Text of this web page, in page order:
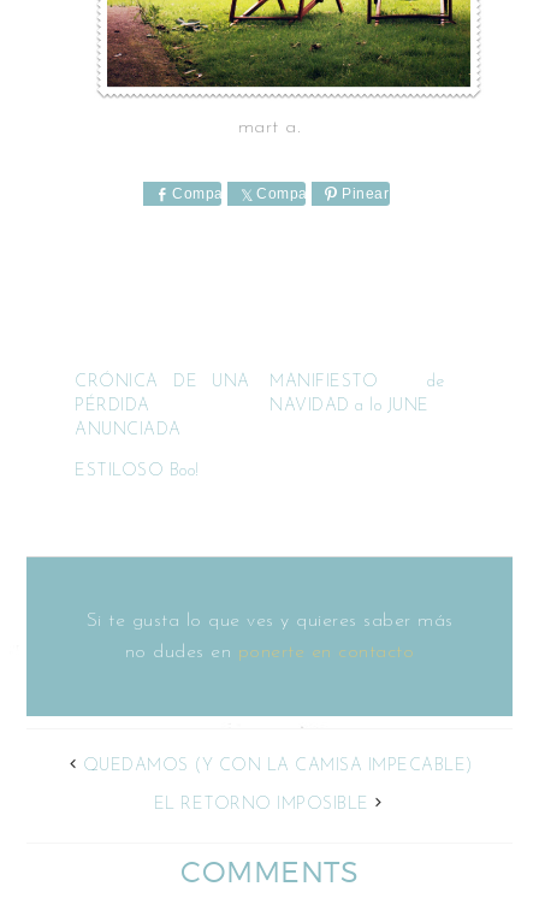
mart a.
Comparte Comparte Pinear
CRÓNICA DE UNA
PÉRDIDA
ANUNCIADA
MANIFIESTO de
NAVIDAD a lo JUNE
ESTILOSO Boo!
Si te gusta lo que ves y quieres saber más
no dudes en ponerte en contacto
QUEDAMOS (Y CON LA CAMISA IMPECABLE)
EL RETORNO IMPOSIBLE
COMMENTS